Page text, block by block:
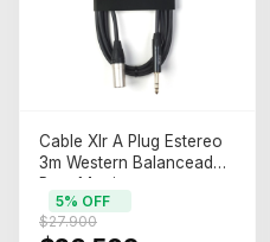
Cable Xlr A Plug Estereo
3m Western Balanceado
Para Monitores
$27.900
5% OFF